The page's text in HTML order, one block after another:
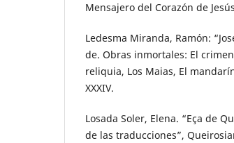
Mensajero del Corazón de
Ledesma Miranda, Ramón:
de. Obras inmortales: El
reliquia, Los Maias, El
XXXIV.
Losada Soler, Elena. “Eça de
de las traducciones”,